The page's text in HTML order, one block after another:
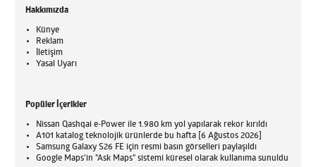
Hakkımızda
Künye
Reklam
İletişim
Yasal Uyarı
Popüler İçerikler
Nissan Qashqai e-Power ile 1.980 km yol yapılarak rekor kırıldı
A101 katalog teknolojik ürünlerde bu hafta [6 Ağustos 2026]
Samsung Galaxy S26 FE için resmi basın görselleri paylaşıldı
Google Maps'in "Ask Maps" sistemi küresel olarak kullanıma sunuldu